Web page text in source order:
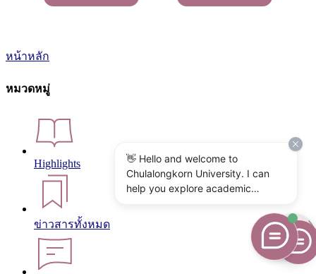
หน้าหลัก
หมวดหมู่
Highlights
ข่าวสารทั้งหมด
👋 Hello and welcome to
Chulalongkorn University. I can
help you explore academic